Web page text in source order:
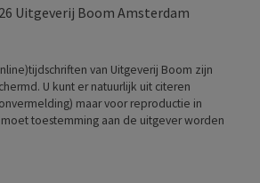
Uitgeverij Boom Amsterdam
van Uitgeverij Boom zijn
U kunt er natuurlijk uit citeren
maar voor reproductie in
toestemming aan de uitgever worden